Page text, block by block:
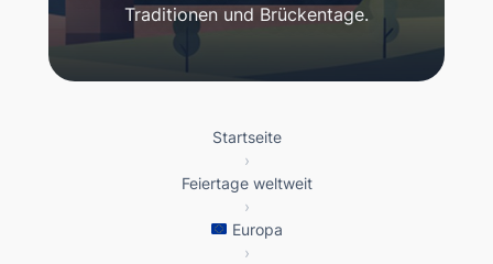
Traditionen und Brückentage.
Startseite
›
Feiertage weltweit
›
Europa
›